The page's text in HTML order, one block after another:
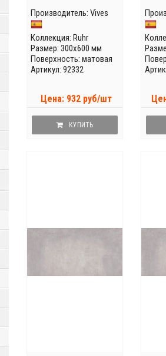
Производитель: Vives
Коллекция: Ruhr
Размер: 300x600 мм
Поверхность: матовая
Артикул: 92332
Цена: 932 руб/шт
КУПИТЬ